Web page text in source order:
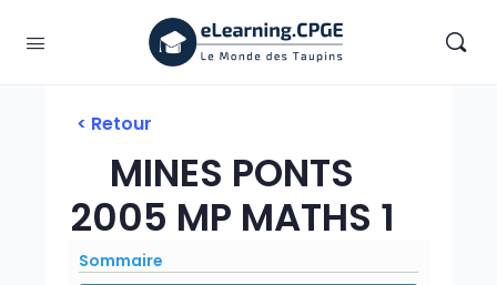
< Retour
MINES PONTS
2005 MP MATHS 1
Sommaire